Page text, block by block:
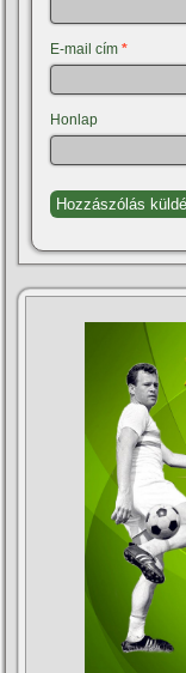
E-mail cím*
Honlap